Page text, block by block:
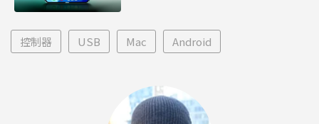
控制器 USB Mac Android